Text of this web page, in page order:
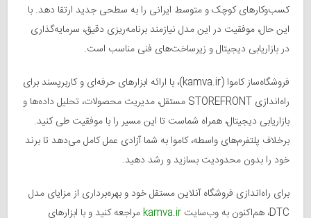
کسب‌وکارهای کوچک و متوسط ایرانی را به سطحی جدید ارتقا دهد. با
این حال، موفقیت در این مدل نیازمند برنامه‌ریزی دقیق، سرمایه‌گذاری
در بازاریابی دیجیتال و زیرساخت‌های فنی مناسب است.
فروشگاه‌ساز کاموا (kamva.ir)، با ارائه ابزارهای حرفه‌ای و کاربرپسند برای
راه‌اندازی STOREFRONT مستقل، مدیریت محصولات، تحلیل داده‌ها و
بازاریابی دیجیتال، همراه شماست تا این مسیر را با موفقیت طی کنید.
برخلاف پلتفرم‌های واسطه، کاموا به شما آزادی عمل کامل می‌دهد تا برند
خود را بدون محدودیت بسازید و رشد دهید.
برای راه‌اندازی فروشگاه آنلاین مستقل خود و بهره‌برداری از مزایای مدل
DTC، هم‌اکنون به وب‌سایت
kamva.irمراجعه کنید و با ابزارهای